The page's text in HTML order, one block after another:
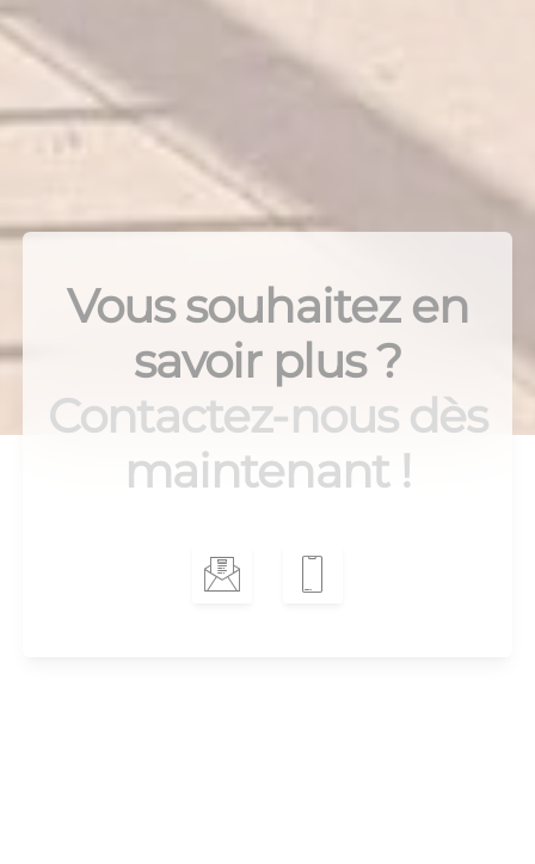
Vous souhaitez en
savoir plus ?
Contactez-nous dès
maintenant !